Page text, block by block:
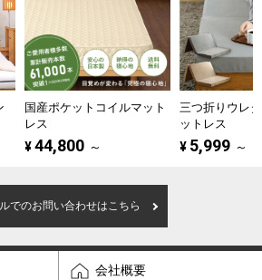
国産ポケットコイルマット
レス
¥44,800 ～
三つ折りウレ
ットレス
¥ 5,999 ～
でのお問い合わせはこちら
会社概要